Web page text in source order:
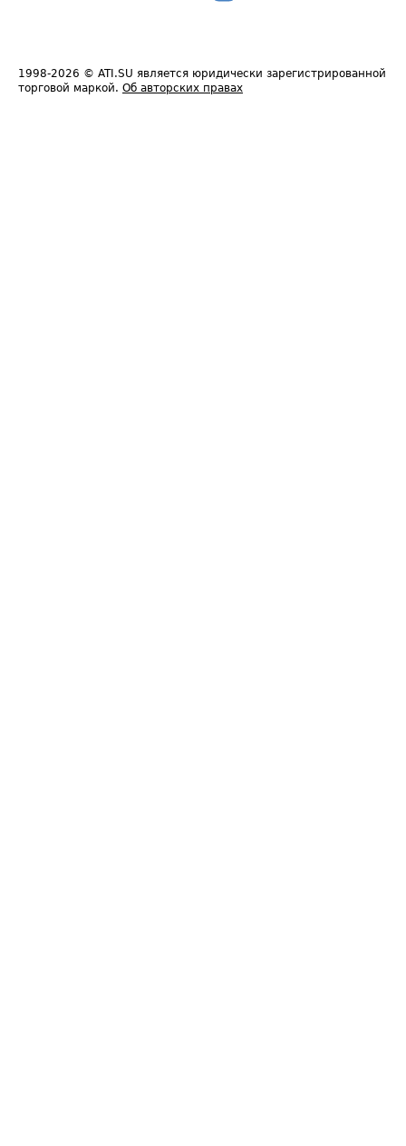
1998-2026 © ATI.SU является юридически зарегистрированной
торговой маркой. Об авторских правах